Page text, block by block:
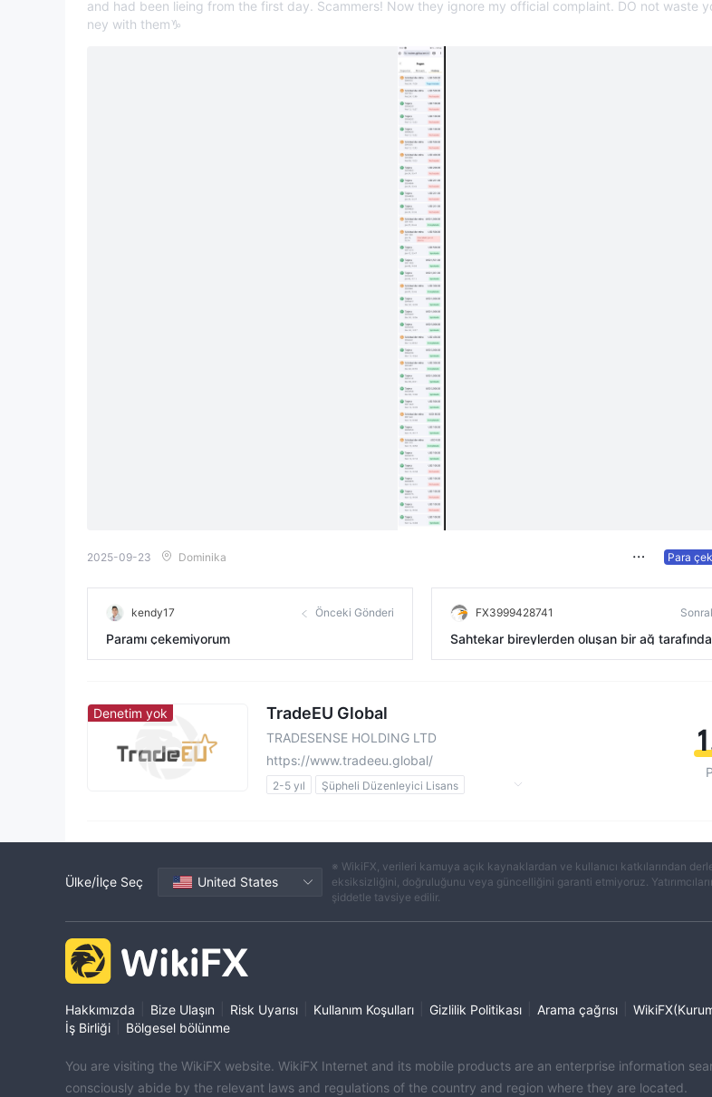
and had been lieing from the first day. Scammers! Now they ignore my official complaint. DO not waste
ney with them♑
2025-09-23 Dominika Para
kendy17 Önceki Gönderi
Paramı çekemiyorum
FX3999428741
Sahtekar bireylerden oluşan bir ağ
netilen sahte bir şirket.
Denetim yok TradeEU Global
TRADESENSE HOLDING LTD
https://www.tradeeu.global/
2-5 yıl
Şüpheli Düzenleyici Lisans
Ülke/İlçe Seç United States
※ WikiFX, verileri kamuya açık kaynaklardan ve kullanıcı katkılarından
eksiksizliğini, doğruluğunu veya güncelliğini garanti etmiyoruz.
şiddetle tavsiye edilir.
Hakkımızda Bize Ulaşın Risk Uyarısı Kullanım Koşulları Gizlilik Politikası Arama çağrısı
İş Birliği
Bölgesel bölünme
You are visiting the WikiFX website. WikiFX Internet and its mobile products are an enterprise information
consciously abide by the relevant laws and regulations of the country and region where they are located.